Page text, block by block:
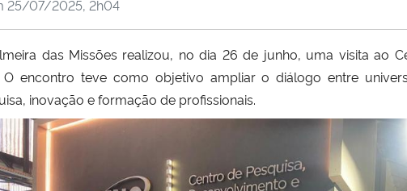
25/07/2025, 2h04
das Missões realizou, no dia 26 de junho, uma visita ao
O encontro teve como objetivo ampliar o diálogo entre
inovação e formação de profissionais.